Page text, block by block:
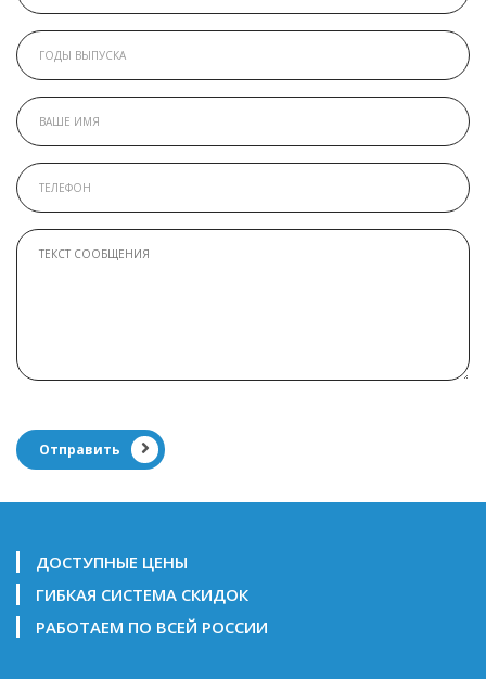
Отправить
ДОСТУПНЫЕ ЦЕНЫ
ГИБКАЯ СИСТЕМА СКИДОК
РАБОТАЕМ ПО ВСЕЙ РОССИИ